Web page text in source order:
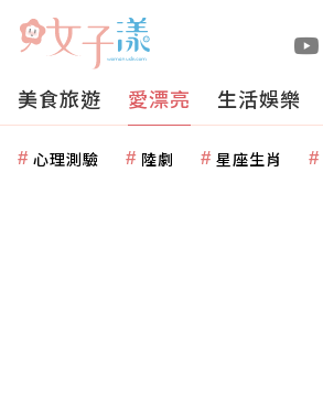
美食旅遊 愛漂亮 生活娛樂
心理測驗 陸劇 星座生肖